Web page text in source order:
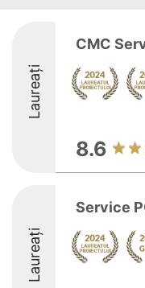
Laureați
CMC
8.6
Laureați
Service